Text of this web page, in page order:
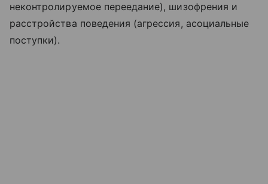
неконтролируемое переедание), шизофрения и
расстройства поведения (агрессия, асоциальные
поступки).